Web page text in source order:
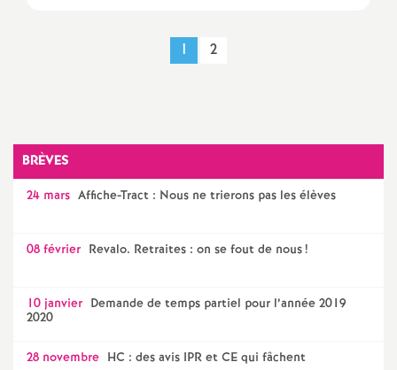
u
r
s
1 2
BRÈVES
24 mars Affiche-Tract : Nous ne trierons pas les élèves
08 février Revalo. Retraites : on se fout de nous!
10 janvier Demande de temps partiel pour l’année 2019
2020
28 novembre HC : des avis IPR et CE qui fâchent